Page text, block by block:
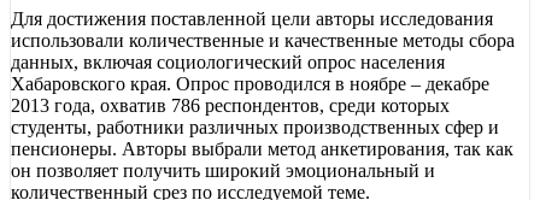
Для достижения поставленной цели авторы исследования
использовали количественные и качественные методы сбора
данных, включая социологический опрос населения
Хабаровского края. Опрос проводился в ноябре – декабре
2013 года, охватив 786 респондентов, среди которых
студенты, работники различных производственных сфер и
пенсионеры. Авторы выбрали метод анкетирования, так как
он позволяет получить широкий эмоциональный и
количественный срез по исследуемой теме.